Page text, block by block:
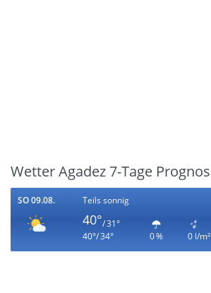
Wetter Agadez 7-Tage
SO 09.08. Teils sonnig
40°/ 31°
40°/ 34°
0 % 0 l/m²